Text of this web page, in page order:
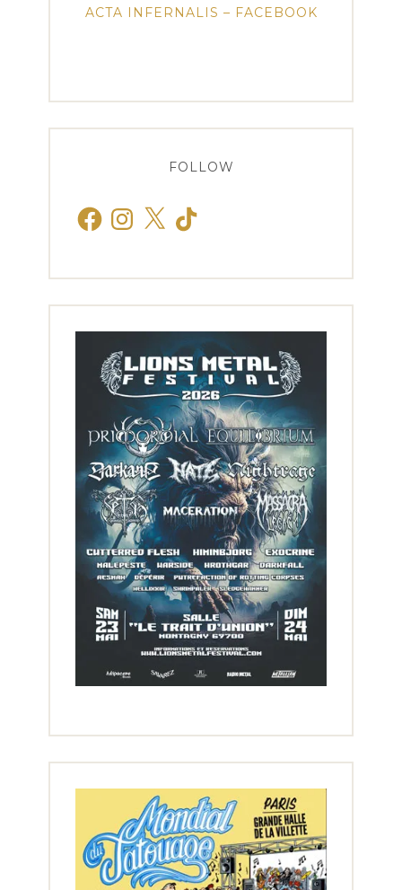
ACTA INFERNALIS – FACEBOOK
FOLLOW
FacebookInstagram
X TikTok